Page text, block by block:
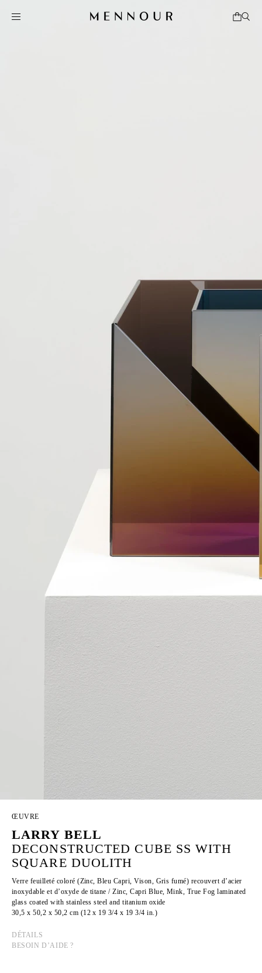
ŒUVRE
LARRY BELL
DECONSTRUCTED CUBE SS WITH
SQUARE DUOLITH
Verre feuilleté coloré (Zinc, Bleu Capri, Vison, Gris fumé) recouvert d’acier
inoxydable et d’oxyde de titane / Zinc, Capri Blue, Mink, True Fog laminated
glass coated with stainless steel and titanium oxide
30,5 x 50,2 x 50,2 cm (12 x 19 3/4 x 19 3/4 in.)
DÉTAILS
BESOIN D’AIDE ?